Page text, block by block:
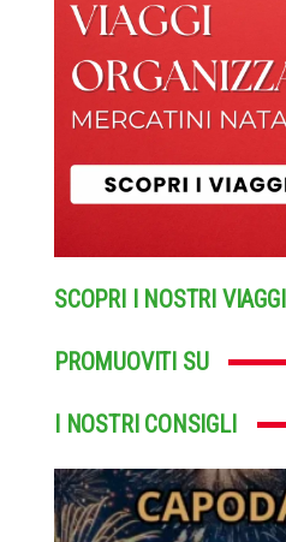
SCOPRI I NOSTRI VIAGGI
PROMUOVITI SU
I NOSTRI CONSIGLI